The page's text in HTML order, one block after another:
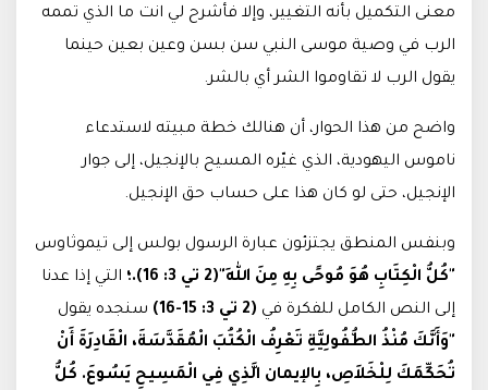
معنى التكميل بأنه التغيير، وإلا فأشرح لي انت ما الذي تممه
الرب في وصية موسى النبي سن بسن وعين بعين حينما
يقول الرب لا تقاوموا الشر أي بالشر.
واضح من هذا الحوار، أن هنالك خطة مبيته لاستدعاء
ناموس اليهودية، الذي غيّره المسيح بالإنجيل، إلى جوار
الإنجيل، حتى لو كان هذا على حساب حق الإنجيل.
وبنفس المنطق يجتزئون عبارة الرسول بولس إلى تيموثاوس
"كُلُّ الْكِتَابِ هُوَ مُوحًى بِهِ مِنَ اللهِ"(2 تي 3: 16).
؛ التي إذا عدنا
إلى النص الكامل للفكرة في (2 تي 3: 15-16)
سنجده يقول
"وَأَنَّكَ مُنْذُ الطُّفُولِيَّةِ تَعْرِفُ الْكُتُبَ الْمُقَدَّسَةَ، الْقَادِرَةَ أَنْ
تُحَكِّمَكَ لِلْخَلاَصِ، بِالإيمان الَّذِي فِي الْمَسِيحِ يَسُوعَ. كُلُّ